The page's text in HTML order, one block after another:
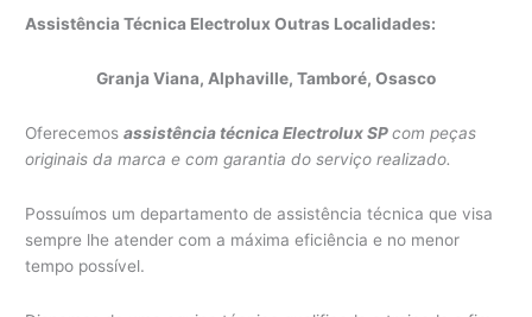
Assistência Técnica Electrolux Outras Localidades:
Granja Viana, Alphaville, Tamboré, Osasco
Oferecemosassistência técnica Electrolux SPcom peças
originais da marca e com garantia do serviço realizado.
Possuímos um departamento de assistência técnica que visa
sempre lhe atender com a máxima eficiência e no menor
tempo possível.